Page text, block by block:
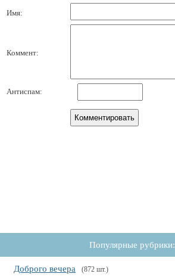
Имя:
Коммент:
Антиспам:
Популярные рубрики:
Доброго вечера (872 шт.)